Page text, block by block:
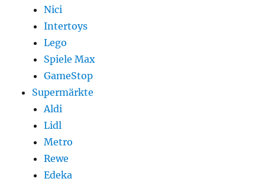
Nici
Intertoys
Lego
Spiele Max
GameStop
Supermärkte
Aldi
Lidl
Metro
Rewe
Edeka